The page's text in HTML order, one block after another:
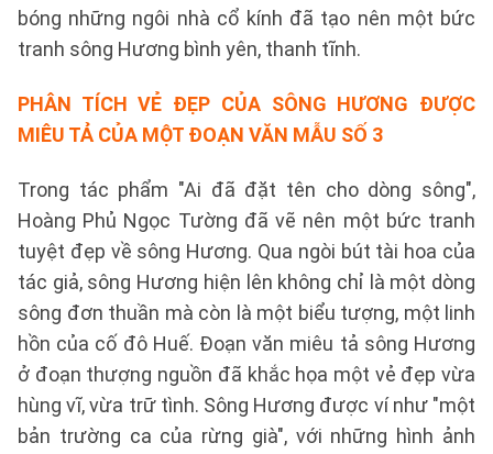
bóng những ngôi nhà cổ kính đã tạo nên một bức
tranh sông Hương bình yên, thanh tĩnh.
PHÂN TÍCH VẺ ĐẸP CỦA SÔNG HƯƠNG ĐƯỢC
MIÊU TẢ CỦA MỘT ĐOẠN VĂN MẪU SỐ 3
Trong tác phẩm "Ai đã đặt tên cho dòng sông",
Hoàng Phủ Ngọc Tường đã vẽ nên một bức tranh
tuyệt đẹp về sông Hương. Qua ngòi bút tài hoa của
tác giả, sông Hương hiện lên không chỉ là một dòng
sông đơn thuần mà còn là một biểu tượng, một linh
hồn của cố đô Huế. Đoạn văn miêu tả sông Hương
ở đoạn thượng nguồn đã khắc họa một vẻ đẹp vừa
hùng vĩ, vừa trữ tình. Sông Hương được ví như "một
bản trường ca của rừng già", với những hình ảnh